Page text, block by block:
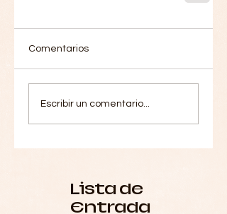
Comentarios
Escribir un comentario...
Lista de
Entrada